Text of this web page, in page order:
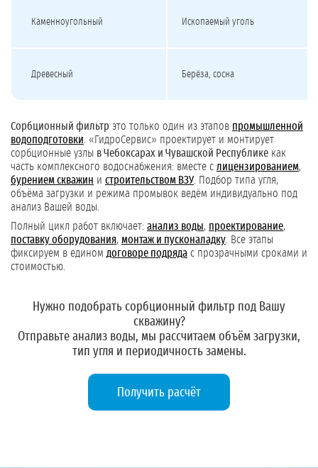
Каменноугольный Ископаемый уголь
Древесный Берёза, сосна
Сорбционный фильтр это только один из этапов промышленной
водоподготовки . «ГидроСервис» проектирует и монтирует
сорбционные узлы в Чебоксарах и Чувашской Республике как
часть комплексного водоснабжения: вместе с лицензированием,
бурением скважин и строительством ВЗУ. Подбор типа угля,
объёма загрузки и режима промывок ведём индивидуально под
анализ Вашей воды.
Полный цикл работ включает: анализ воды, проектирование,
поставку оборудования, монтаж и пусконаладку . Все этапы
фиксируем в едином договоре подряда с прозрачными сроками и
стоимостью.
Нужно подобрать сорбционный фильтр под Вашу
скважину?
Отправьте анализ воды, мы рассчитаем объём загрузки,
тип угля и периодичность замены.
Получить расчёт